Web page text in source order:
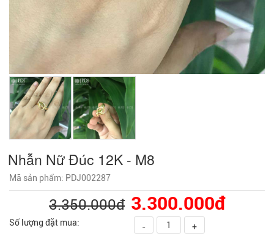
Nhẫn Nữ Đúc 12K - M8
Mã sản phẩm: PDJ002287
3.350.000đ 3.300.000đ
Số lượng đặt mua: - +